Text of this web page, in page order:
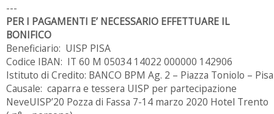
---
PER I PAGAMENTI E’ NECESSARIO EFFETTUARE IL
BONIFICO
Beneficiario: UISP PISA
Codice IBAN: IT 60 M 05034 14022 000000 142906
Istituto di Credito: BANCO BPM Ag. 2 – Piazza Toniolo – Pisa
Causale: caparra e tessera UISP per partecipazione
NeveUISP’20 Pozza di Fassa 7-14 marzo 2020 Hotel Trento